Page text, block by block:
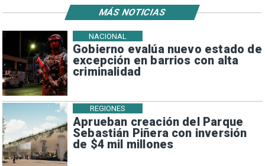
Gobierno evalúa nuevo estado de
excepción en barrios con alta
criminalidad
NACIONAL
Aprueban creación del Parque
Sebastián Piñera con inversión
de $4 mil millones
REGIONES
MÁS NOTICIAS